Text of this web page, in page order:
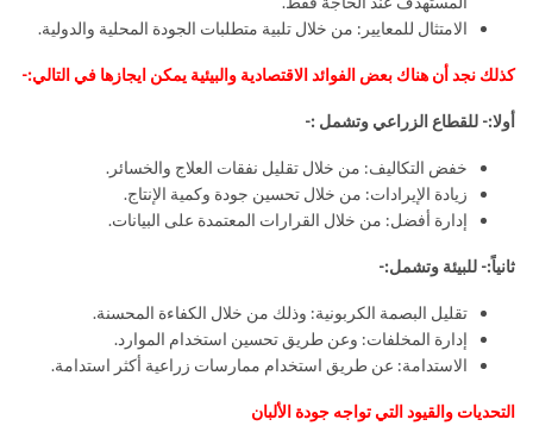
الامتثال للمعايير: من خلال تلبية متطلبات الجودة المحلية والدولية.
كذلك نجد أن هناك بعض الفوائد الاقتصادية والبيئية يمكن ايجازها في التالي:-
أولا:- للقطاع الزراعي وتشمل :-
خفض التكاليف: من خلال تقليل نفقات العلاج والخسائر.
زيادة الإيرادات: من خلال تحسين جودة وكمية الإنتاج.
إدارة أفضل: من خلال القرارات المعتمدة على البيانات.
ثانياً:- للبيئة وتشمل:-
تقليل البصمة الكربونية: وذلك من خلال الكفاءة المحسنة.
إدارة المخلفات: وعن طريق تحسين استخدام الموارد.
الاستدامة: عن طريق استخدام ممارسات زراعية أكثر استدامة.
التحديات والقيود التي تواجه جودة الألبان